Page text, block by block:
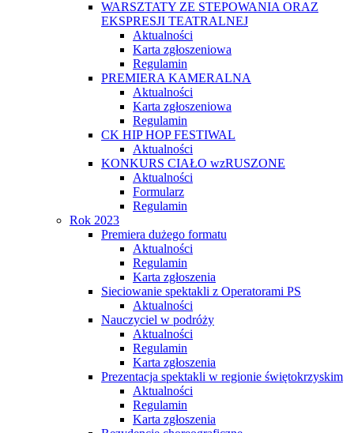
WARSZTATY ZE STEPOWANIA ORAZ
EKSPRESJI TEATRALNEJ
Aktualności
Karta zgłoszeniowa
Regulamin
PREMIERA KAMERALNA
Aktualności
Karta zgłoszeniowa
Regulamin
CK HIP HOP FESTIWAL
Aktualności
KONKURS CIAŁO wzRUSZONE
Aktualności
Formularz
Regulamin
Rok 2023
Premiera dużego formatu
Aktualności
Regulamin
Karta zgłoszenia
Sieciowanie spektakli z Operatorami PS
Aktualności
Nauczyciel w podróży
Aktualności
Regulamin
Karta zgłoszenia
Prezentacja spektakli w regionie świętokrzyskim
Aktualności
Regulamin
Karta zgłoszenia